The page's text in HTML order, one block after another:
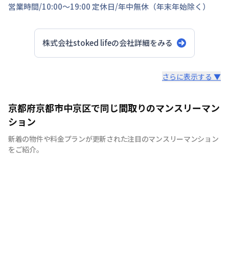
営業時間/10:00～19:00 定休日/年中無休（年末年始除く）
株式会社stoked lifeの会社詳細をみる
【神戸のマンスリーマンション、ウィークリーマンション
に特化】 マンスリーマンション、ウィークリーマンショ
ンといえば株式会社stoked lifeにお任せください！ 7日間
以上の中長期滞在であれば、ご利用が頂けます。当社で
は、家具・家電等の設備！！お客様の用途に応じて快適な
さらに表示する ▼
京都府京都市中京区で同じ間取りのマンスリーマン
ション
新着の物件や料金プランが更新された注目のマンスリーマンション
をご紹介。